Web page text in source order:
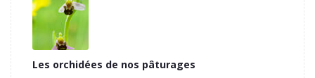
Les orchidées de nos pâturages